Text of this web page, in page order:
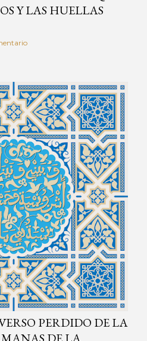
Y LAS HUELLAS
PERDIDO DE LA